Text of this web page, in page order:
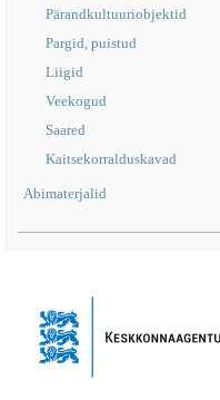
Pärandkultuuriobjektid
Pargid, puistud
Liigid
Veekogud
Saared
Kaitsekorralduskavad
Abimaterjalid